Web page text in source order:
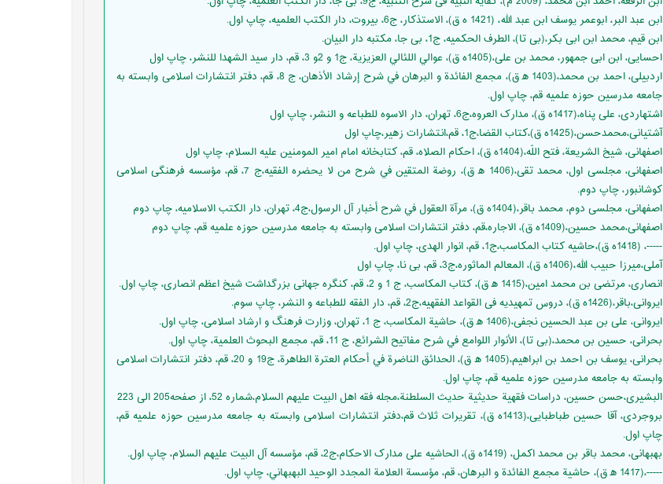
ابن عبد البر، ابوعمر یوسف ابن عبد الله، (1421 ه ق)، الاستذکار، ج6، بیروت، دار الکتب العلمیه، چاپ اول.
ابن قیم، محمد ابن ابی بکر،(بی تا)، الطرف الحکمیه، ج1، بی جا، مکتبه دار البیان.
احسايى، ابن ابى جمهور، محمد بن على،(1405ه ق)، عوالي اللئالي العزيزية، ج1 و 2و 3، قم، دار سید الشهدا للنشر، چاپ اول
اردبيلى، احمد بن محمد،(1403 ه‍ ق)، مجمع الفائدة و البرهان في شرح إرشاد الأذهان، ج 8، قم، دفتر انتشارات اسلامى وابسته به
جامعه مدرسين حوزه علميه قم، چاپ اول.
اشتهاردی، علی پناه،(1417ه ق)، مدارک العروه،ج6، تهران، دار الاسوه للطباعه و النشر، چاپ اول
آشتیانی،محمدحسن،(1425ه ق)،کتاب القضا،ج1، قم،انتشارات زهیر،چاپ اول
اصفهانى، شيخ الشريعة، فتح اللّه‌،(1404ه ق)، احکام الصلاه، قم، کتابخانه امام امیر المومنین علیه السلام، چاپ اول
اصفهانى، مجلسى اول، محمد تقى،(1406 ه‍ ق)، روضة المتقين في شرح من لا يحضره الفقيه،ج 7، قم، مؤسسه فرهنگى اسلامى
كوشانبور، چاپ دوم.
اصفهانى، مجلسى دوم، محمد باقر،(1404ه ق)، مرآة العقول في شرح أخبار آل الرسول‌،ج4، تهران، دار الکتب الاسلامیه، چاپ دوم
اصفهانی،محمد حسین،(1409ه ق)، الاجاره،قم، دفتر انتشارات اسلامى وابسته به جامعه مدرسين حوزه علميه قم، چاپ دوم
-----، (1418ه ق)،حاشیه کتاب المکاسب،ج1، قم، انوار الهدی، چاپ اول.
آملی،میرزا حبیب الله،(1406ه ق)، المعالم الماثوره،ج3، قم، بی نا، چاپ اول
انصاری، مرتضى بن محمد امين،(1415 ه‍ ق)، كتاب المكاسب، ج 1 و 2، قم، كنگره جهانى بزرگداشت شيخ اعظم انصارى، چاپ اول.
ایروانی،باقر،(1426ه ق)، دروس تمهیدیه فی القواعد الفقهیه،ج2، قم، دار الفقه للطباعه و النشر، چاپ سوم.
ايروانى، على بن عبد الحسين نجفى،(1406 ه‍ ق)، حاشية المكاسب، ج 1، تهران، وزارت فرهنگ و ارشاد اسلامى، چاپ اول.
بحرانى، حسين بن محمد،(بی تا)، الأنوار اللوامع في شرح مفاتيح الشرائع، ج 11، قم، مجمع البحوث العلمية، چاپ اول.
بحرانى، يوسف بن احمد بن ابراهيم،(1405 ه‍ ق)، الحدائق الناضرة في أحكام العترة الطاهرة، ج19 و 20، قم، دفتر انتشارات اسلامى
وابسته به جامعه مدرسين حوزه علميه قم، چاپ اول.
البشیری،حسن حسین، دراسات فقهية حديثية حديث السلطنة،مجله فقه اهل البیت علیهم السلام،شماره 52، از صفحه205 الی 223
بروجردی، آقا حسین طباطبایی،(1413ه ق)، تقریرات ثلاث قم،دفتر انتشارات اسلامى وابسته به جامعه مدرسين حوزه علميه قم،
چاپ اول.
بهبهانى، محمد باقر بن محمد اكمل، (1419ه ق)، الحاشیه علی مدارک الاحکام،ج2، قم، مؤسسه آل البيت عليهم السلام، چاپ اول.
-----،(1417 ه‍ ق)، حاشية مجمع الفائدة و البرهان، قم، مؤسسة العلامة المجدد الوحيد البهبهاني، چاپ اول.